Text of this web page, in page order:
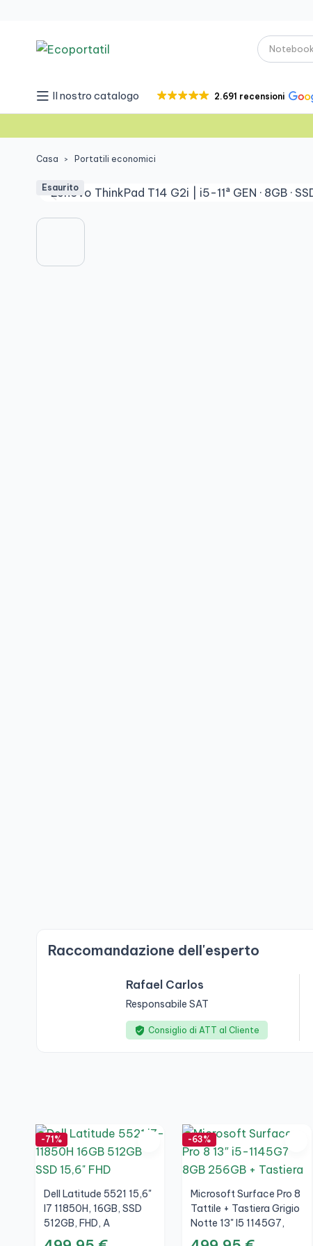
Il nostro catalogo 2.691 recensioni
Casa Portatili economici
Esaurito
Raccomandazione dell'esperto
Rafael Carlos
Responsabile SAT
Consiglio di ATT al Cliente
-71%
Dell Latitude 5521 15,6"
I7 11850H, 16GB, SSD
512GB, FHD, A
-63%
Microsoft Surface Pro 8
Tattile + Tastiera Grigio
Notte 13" I5 1145G7,
8GB, SSD 256GB, 3K,